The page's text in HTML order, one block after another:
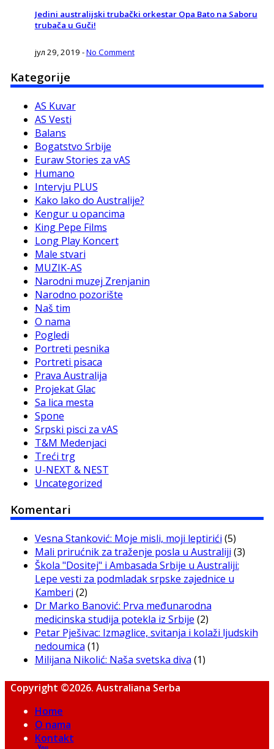
Jedini australijski trubački orkestar Opa Bato na Saboru
trubača u Guči!
јул 29, 2019 -No Comment
Kategorije
AS Kuvar
AS Vesti
Balans
Bogatstvo Srbije
Euraw Stories za vAS
Humano
Intervju PLUS
Kako lako do Australije?
Kengur u opancima
King Pepe Films
Long Play Koncert
Male stvari
MUZIK-AS
Narodni muzej Zrenjanin
Narodno pozorište
Naš tim
O nama
Pogledi
Portreti pesnika
Portreti pisaca
Prava Australija
Projekat Glac
Sa lica mesta
Spone
Srpski pisci za vAS
T&M Medenjaci
Treći trg
U-NEXT & NEST
Uncategorized
Komentari
Vesna Stanković: Moje misli, moji leptirići (5)
Mali prirućnik za traženje posla u Australiji (3)
Škola "Dositej" i Ambasada Srbije u Australiji:
Lepe vesti za podmladak srpske zajednice u
Kamberi (2)
Dr Marko Banović: Prva međunarodna
medicinska studija potekla iz Srbije (2)
Petar Pješivac: Izmaglice, svitanja i kolaži ljudskih
nedoumica (1)
Milijana Nikolić: Naša svetska diva (1)
Copyright ©2026. Australiana Serba
Home
O nama
Kontakt